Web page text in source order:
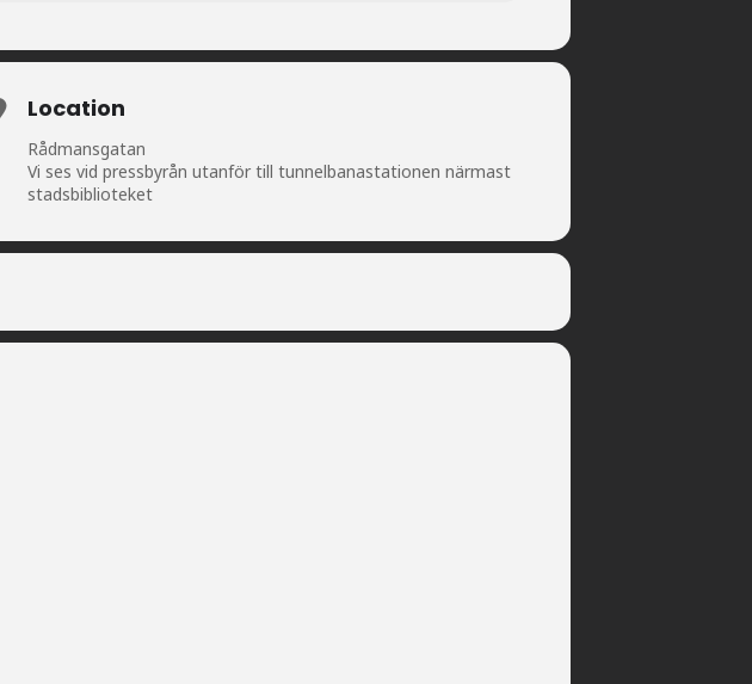
Location
Rådmansgatan
Vi ses vid pressbyrån utanför till tunnelbanastationen närmast
stadsbiblioteket